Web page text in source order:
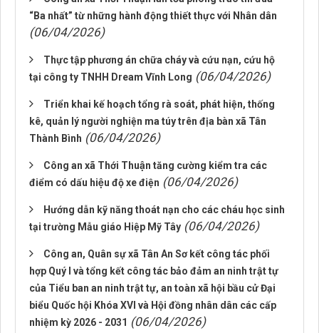
“Ba nhất” từ những hành động thiết thực với Nhân dân
(06/04/2026)
Thực tập phương án chữa cháy và cứu nạn, cứu hộ
tại công ty TNHH Dream Vĩnh Long (06/04/2026)
Triển khai kế hoạch tổng rà soát, phát hiện, thống
kê, quản lý người nghiện ma túy trên địa bàn xã Tân
Thành Bình (06/04/2026)
Công an xã Thới Thuận tăng cường kiểm tra các
điểm có dấu hiệu độ xe điện (06/04/2026)
Hướng dẫn kỹ năng thoát nạn cho các cháu học sinh
tại trường Mẫu giáo Hiệp Mỹ Tây (06/04/2026)
Công an, Quân sự xã Tân An Sơ kết công tác phối
hợp Quý I và tổng kết công tác bảo đảm an ninh trật tự
của Tiểu ban an ninh trật tự, an toàn xã hội bầu cử Đại
biểu Quốc hội Khóa XVI và Hội đồng nhân dân các cấp
nhiệm kỳ 2026 - 2031 (06/04/2026)